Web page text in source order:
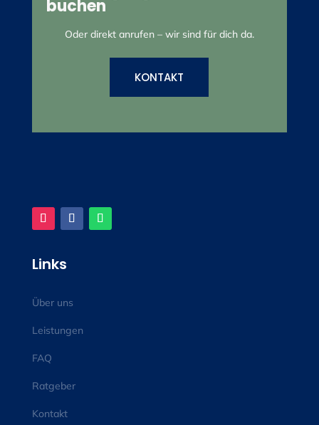
buchen
Oder direkt anrufen – wir sind für dich da.
KONTAKT
Links
Über uns
Leistungen
FAQ
Ratgeber
Kontakt